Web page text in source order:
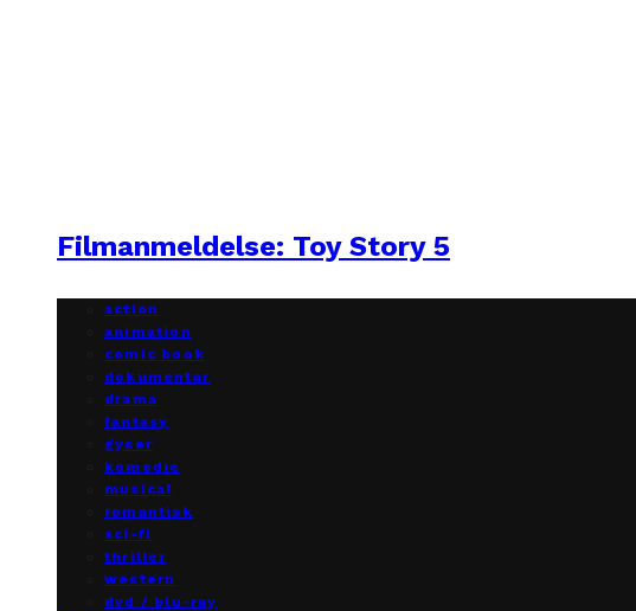
Filmanmeldelse: Toy Story 5
action
animation
comic book
dokumentar
drama
fantasy
gyser
komedie
musical
romantisk
sci-fi
thriller
western
dvd / blu-ray